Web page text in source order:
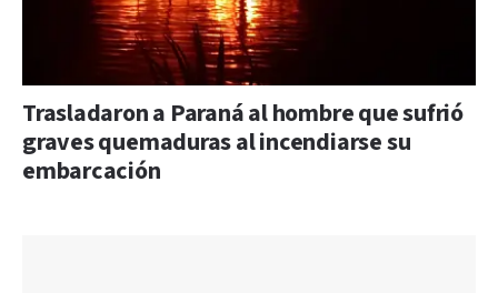
Trasladaron a Paraná al hombre que sufrió
graves quemaduras al incendiarse su
embarcación